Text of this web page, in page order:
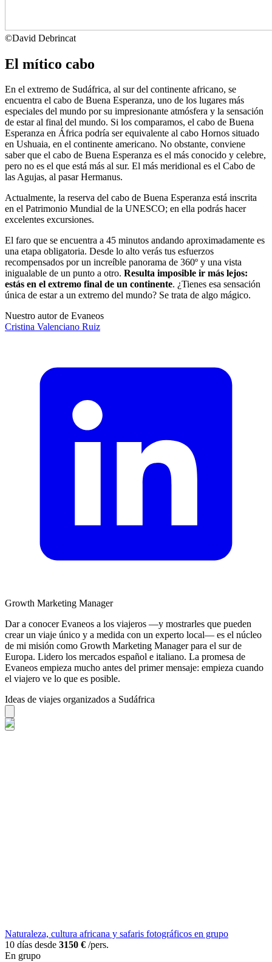
©David Debrincat
El mítico cabo
En el extremo de Sudáfrica, al sur del continente africano, se
encuentra el cabo de Buena Esperanza, uno de los lugares más
especiales del mundo por su impresionante atmósfera y la sensación
de estar al final del mundo. Si los comparamos, el cabo de Buena
Esperanza en África podría ser equivalente al cabo Hornos situado
en Ushuaia, en el continente americano. No obstante, conviene
saber que el cabo de Buena Esperanza es el más conocido y celebre,
pero no es el que está más al sur. El más meridional es el Cabo de
las Agujas, al pasar Hermanus.
Actualmente, la reserva del cabo de Buena Esperanza está inscrita
en el Patrimonio Mundial de la UNESCO; en ella podrás hacer
excelentes excursiones.
El faro que se encuentra a 45 minutos andando aproximadamente es
una etapa obligatoria. Desde lo alto verás tus esfuerzos
recompensados por un increíble panorama de 360º y una vista
inigualable de un punto a otro. Resulta imposible ir más lejos:
estás en el extremo final de un continente. ¿Tienes esa sensación
única de estar a un extremo del mundo? Se trata de algo mágico.
Nuestro autor de Evaneos
Cristina Valenciano Ruiz
Growth Marketing Manager
Dar a conocer Evaneos a los viajeros —y mostrarles que pueden
crear un viaje único y a medida con un experto local— es el núcleo
de mi misión como Growth Marketing Manager para el sur de
Europa. Lidero los mercados español e italiano. La promesa de
Evaneos empieza mucho antes del primer mensaje: empieza cuando
el viajero ve lo que es posible.
Ideas de viajes organizados a Sudáfrica
Naturaleza, cultura africana y safaris fotográficos en grupo
10 días desde 3150 € /pers.
En grupo